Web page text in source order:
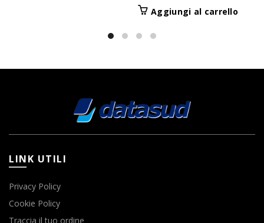
Aggiungi al carrello
LINK UTILI
Privacy Policy
Cookie Policy
Traccia il tuo ordine